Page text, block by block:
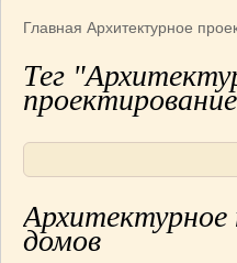
Армянская
Грузинская(10)
Индийская(9)
Марокканская(15)
Румынская кухня
Главная Архитектурное
Тег
Архитектурное
домов